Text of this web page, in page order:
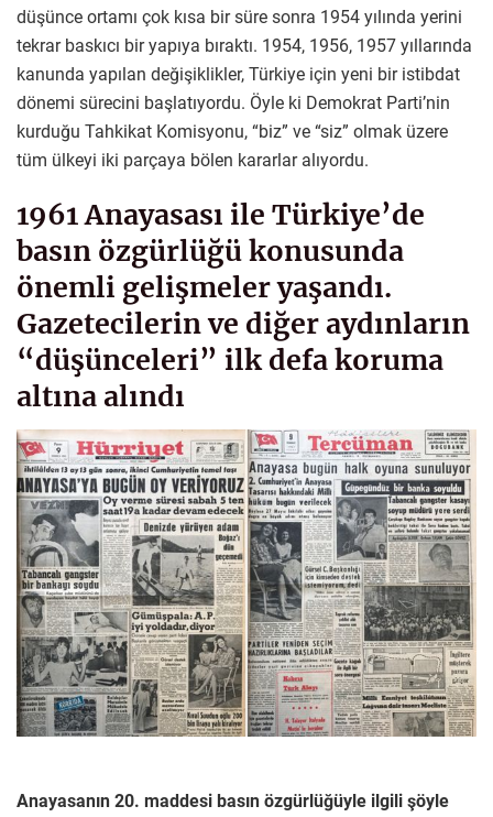
düşünce ortamı çok kısa bir süre sonra 1954 yılında yerini
tekrar baskıcı bir yapıya bıraktı. 1954, 1956, 1957 yıllarında
kanunda yapılan değişiklikler, Türkiye için yeni bir istibdat
dönemi sürecini başlatıyordu. Öyle ki Demokrat Parti’nin
kurduğu Tahkikat Komisyonu, “biz” ve “siz” olmak üzere
tüm ülkeyi iki parçaya bölen kararlar alıyordu.
1961 Anayasası ile Türkiye’de
basın özgürlüğü konusunda
önemli gelişmeler yaşandı.
Gazetecilerin ve diğer aydınların
“düşünceleri” ilk defa koruma
altına alındı
Anayasanın 20. maddesi basın özgürlüğüyle ilgili şöyle